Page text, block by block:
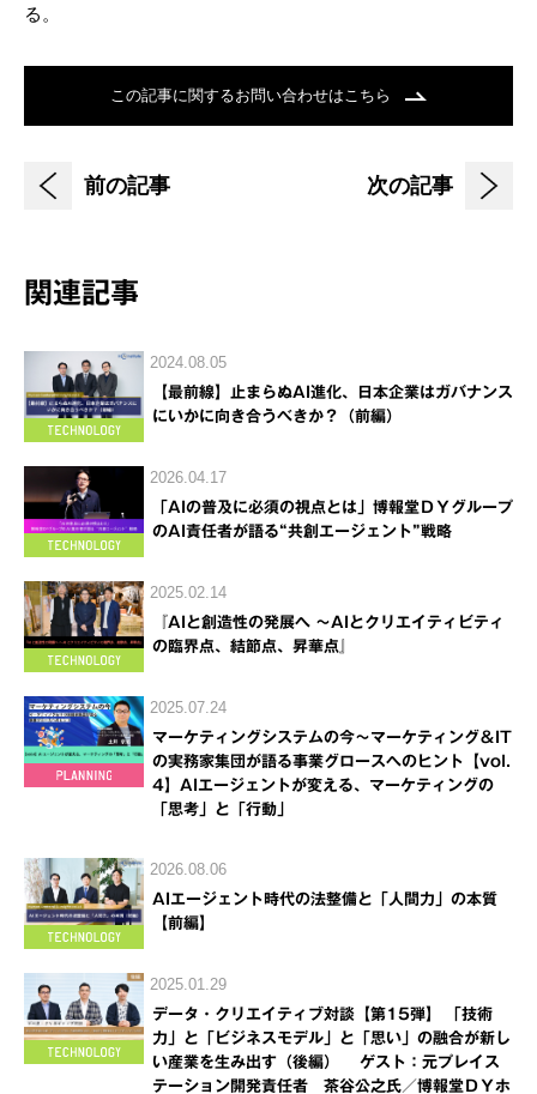
る。
この記事に関するお問い合わせはこちら
前の記事 次の記事
関連記事
2024.08.05
【最前線】止まらぬAI進化、日本企業はガバナンス
にいかに向き合うべきか？（前編）
2026.04.17
「AIの普及に必須の視点とは」博報堂ＤＹグループ
のAI責任者が語る“共創エージェント”戦略
2025.02.14
『AIと創造性の発展へ ～AIとクリエイティビティ
の臨界点、結節点、昇華点』
2025.07.24
マーケティングシステムの今～マーケティング＆IT
の実務家集団が語る事業グロースへのヒント【vol.
4】AIエージェントが変える、マーケティングの
「思考」と「行動」
2026.08.06
AIエージェント時代の法整備と「人間力」の本質
【前編】
2025.01.29
データ・クリエイティブ対談【第15弾】 「技術
力」と「ビジネスモデル」と「思い」の融合が新し
い産業を生み出す（後編） ゲスト：元プレイス
テーション開発責任者 茶谷公之氏／博報堂ＤＹホ